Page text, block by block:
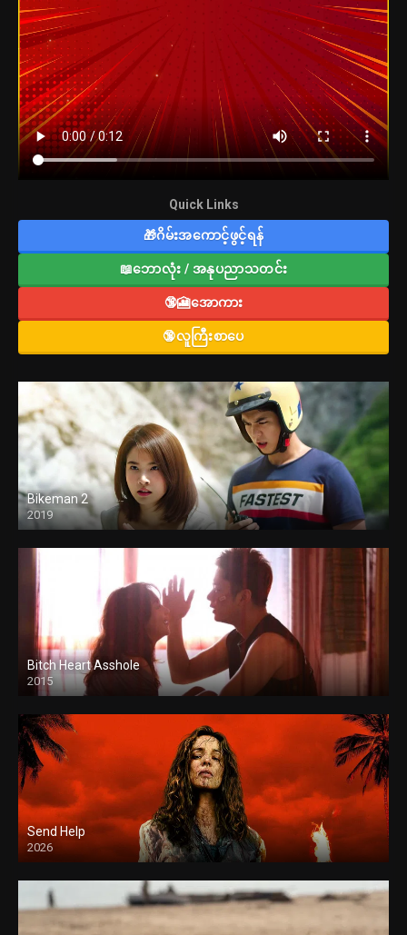
Quick Links
🎁ဂိမ်းအကောင့်ဖွင့်ရန်
📖ဘောလုံး / အနုပညာသတင်း
🔞🎦အောကား
🔞လူကြီးစာပေ
Bikeman 2
2019
Bitch Heart Asshole
2015
Send Help
2026